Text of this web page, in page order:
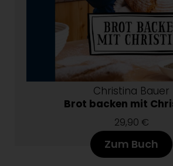
Christina Bauer
Brot backen mit
29,90 €
Zum Buch